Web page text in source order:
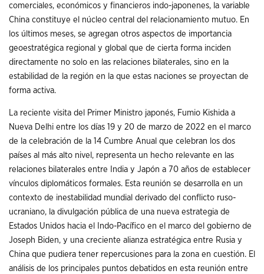
comerciales, económicos y financieros indo-japonenes, la variable
China constituye el núcleo central del relacionamiento mutuo. En
los últimos meses, se agregan otros aspectos de importancia
geoestratégica regional y global que de cierta forma inciden
directamente no solo en las relaciones bilaterales, sino en la
estabilidad de la región en la que estas naciones se proyectan de
forma activa.
La reciente visita del Primer Ministro japonés, Fumio Kishida a
Nueva Delhi entre los días 19 y 20 de marzo de 2022 en el marco
de la celebración de la 14 Cumbre Anual que celebran los dos
países al más alto nivel, representa un hecho relevante en las
relaciones bilaterales entre India y Japón a 70 años de establecer
vínculos diplomáticos formales. Esta reunión se desarrolla en un
contexto de inestabilidad mundial derivado del conflicto ruso-
ucraniano, la divulgación pública de una nueva estrategia de
Estados Unidos hacia el Indo-Pacífico en el marco del gobierno de
Joseph Biden, y una creciente alianza estratégica entre Rusia y
China que pudiera tener repercusiones para la zona en cuestión. El
análisis de los principales puntos debatidos en esta reunión entre